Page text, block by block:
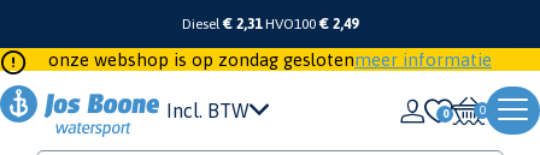
Diesel€ 2,31 HVO100 € 2,49
onze webshop is op zondag geslotenmeer informatie
Incl. BTW 0